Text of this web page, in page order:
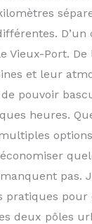
Vieux-Port. De
et leur
pouvoir
heures.
pas.
pratiques pour
deux pôles